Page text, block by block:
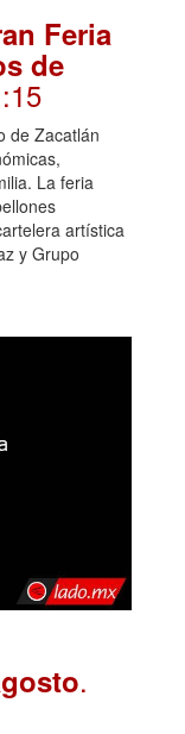
Feria
de
de Zacatlán
La feria
artística
y Grupo
.